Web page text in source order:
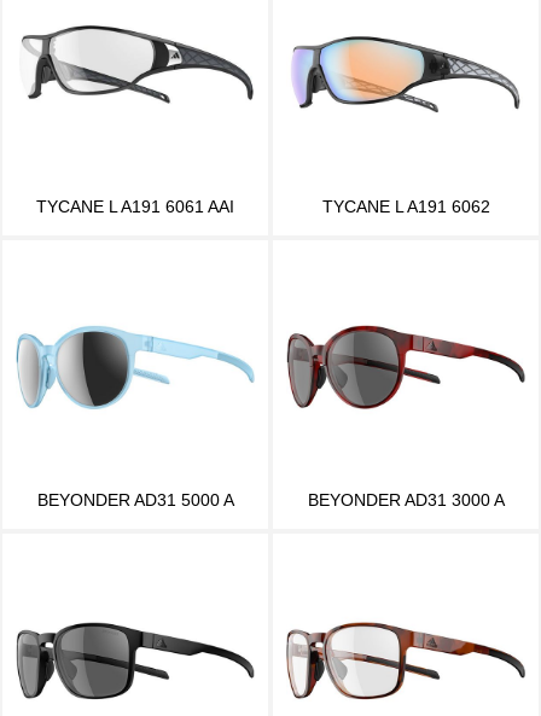
TYCANE L A191 6061 AAI TYCANE L A191 6062
BEYONDER AD31 5000 A BEYONDER AD31 3000 A